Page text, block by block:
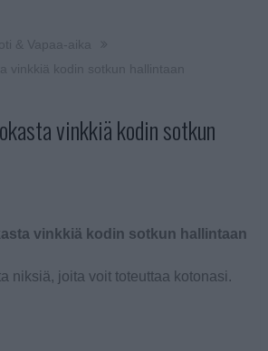
vinkkiä kodin sotkun
vinkkiä kodin sotkun hallintaan
niksiä, joita voit toteuttaa kotonasi.